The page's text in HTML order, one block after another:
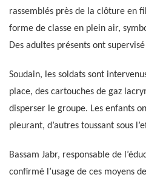
rassemblés près de la clôture en
forme de classe en plein air,
Des adultes présents ont
Soudain, les soldats sont
place, des cartouches de gaz
disperser le groupe. Les enfants
pleurant, d’autres toussant sous
Bassam Jabr, responsable de
confirmé l’usage de ces moyens